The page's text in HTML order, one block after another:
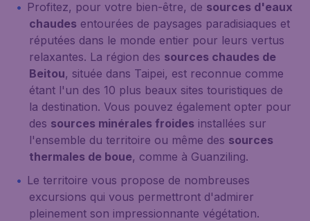
Profitez, pour votre bien-être, de sources d'eaux
chaudes entourées de paysages paradisiaques et
réputées dans le monde entier pour leurs vertus
relaxantes. La région des sources chaudes de
Beitou, située dans Taipei, est reconnue comme
étant l'un des 10 plus beaux sites touristiques de
la destination. Vous pouvez également opter pour
des sources minérales froides installées sur
l'ensemble du territoire ou même des sources
thermales de boue, comme à Guanziling.
Le territoire vous propose de nombreuses
excursions qui vous permettront d'admirer
pleinement son impressionnante végétation.